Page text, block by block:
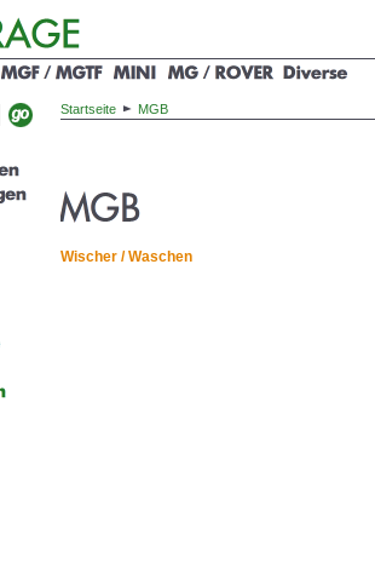
Startseite MGB
Wischer / Waschen